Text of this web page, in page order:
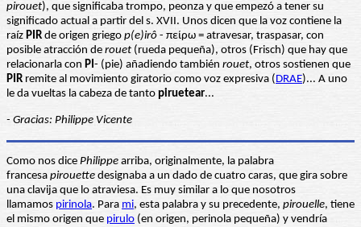
pirouet), que significaba trompo, peonza y que empezó a tener su
significado actual a partir del s. XVII. Unos dicen que la voz contiene la
raíz PIR de origen griego p(e)irô - πείρω = atravesar, traspasar, con
posible atracción de rouet (rueda pequeña), otros (Frisch) que hay que
relacionarla con PI- (pie) añadiendo también rouet, otros sostienen que
PIRremite al movimiento giratorio como voz expresiva (DRAE)... A uno
le da vueltas la cabeza de tanto piruetear...
- Gracias: Philippe Vicente
Como nos dice Philippe arriba, originalmente, la palabra
francesa pirouette designaba a un dado de cuatro caras, que gira sobre
una clavija que lo atraviesa. Es muy similar a lo que nosotros
llamamos pirinola. Para mi, esta palabra y su precedente, pirouelle, tiene
el mismo origen que pirulo (en origen, perinola pequeña) y vendría